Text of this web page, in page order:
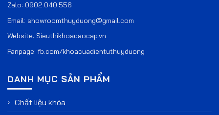
Zalo: 0902.040.556
Email: showroomthuyduong@gmail.com
Website: Sieuthikhoacaocap.vn
Fanpage: fb.com/khoacuadientuthuyduong
DANH MỤC SẢN PHẨM
Chất liệu khóa